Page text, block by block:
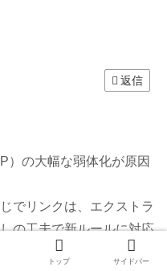
返信
）の大幅な弱体化が原因
でリンクは、エクストラ
の工夫で新ルールに対応
トップ サイドバー